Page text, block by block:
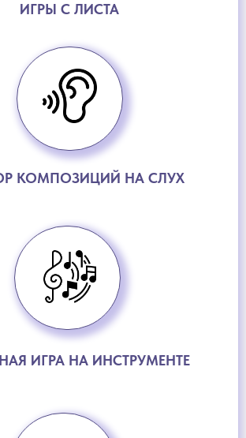
ИГРЫ С ЛИСТА
КОМПОЗИЦИЙ НА СЛУХ
ИГРА НА ИНСТРУМЕНТЕ